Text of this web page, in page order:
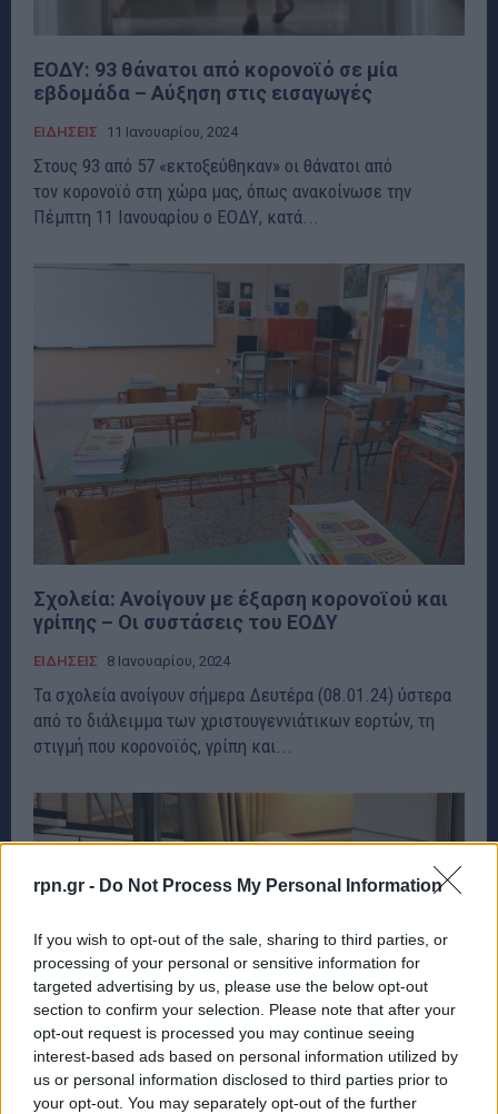
rpn.gr - Do Not Process My Personal Information
If you wish to opt-out of the sale, sharing to third parties, or
processing of your personal or sensitive information for
targeted advertising by us, please use the below opt-out
section to confirm your selection. Please note that after your
opt-out request is processed you may continue seeing
interest-based ads based on personal information utilized by
us or personal information disclosed to third parties prior to
your opt-out. You may separately opt-out of the further
ΕΟΔΥ: 93 θάνατοι από κορονοϊό σε μία
εβδομάδα – Aύξηση στις εισαγωγές
ΕΙΔΗΣΕΙΣ 11 Ιανουαρίου, 2024
Στους 93 από 57 «εκτοξεύθηκαν» οι θάνατοι από
τον κορονοϊό στη χώρα μας, όπως ανακοίνωσε την
Πέμπτη 11 Ιανουαρίου ο ΕΟΔΥ, κατά...
Σχολεία: Ανοίγουν με έξαρση κορονοϊού και
γρίπης – Οι συστάσεις του ΕΟΔΥ
ΕΙΔΗΣΕΙΣ 8 Ιανουαρίου, 2024
Τα σχολεία ανοίγουν σήμερα Δευτέρα (08.01.24) ύστερα
από το διάλειμμα των χριστουγεννιάτικων εορτών, τη
στιγμή που κορονοϊός, γρίπη και...